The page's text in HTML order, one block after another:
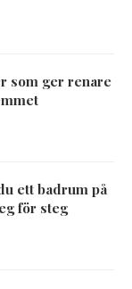
som ger renare
ett badrum på
för steg